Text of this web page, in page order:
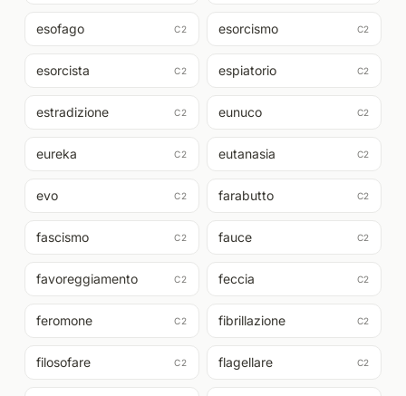
esofago C2 esorcismo C2
esorcista C2 espiatorio C2
estradizione C2 eunuco C2
eureka C2 eutanasia C2
evo C2 farabutto C2
fascismo C2 fauce C2
favoreggiamento C2 feccia C2
feromone C2 fibrillazione C2
filosofare C2 flagellare C2